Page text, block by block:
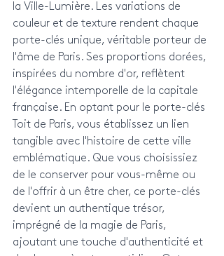
la Ville-Lumière. Les variations de
couleur et de texture rendent chaque
porte-clés unique, véritable porteur de
l'âme de Paris. Ses proportions dorées,
inspirées du nombre d'or, reflètent
l'élégance intemporelle de la capitale
française. En optant pour le porte-clés
Toit de Paris, vous établissez un lien
tangible avec l'histoire de cette ville
emblématique. Que vous choisissiez
de le conserver pour vous-même ou
de l'offrir à un être cher, ce porte-clés
devient un authentique trésor,
imprégné de la magie de Paris,
ajoutant une touche d'authenticité et